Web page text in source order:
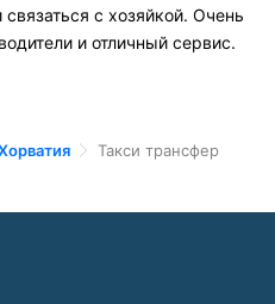
с хозяйкой. Очень
и отличный сервис.
Такси трансфер